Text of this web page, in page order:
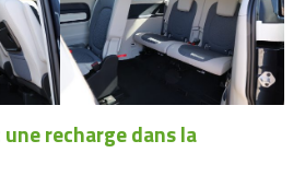
recharge dans la